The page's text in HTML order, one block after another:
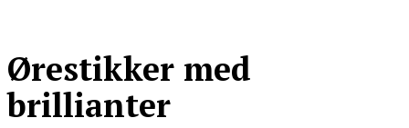
Ørestikker med
brillianter